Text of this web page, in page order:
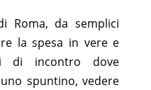
Roma, da semplici
la spesa in vere e
di incontro dove
spuntino, vedere